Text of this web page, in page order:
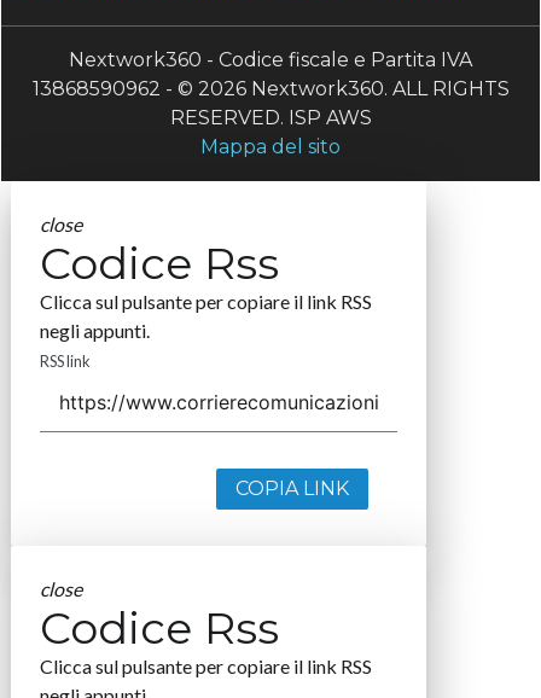
Nextwork360 - Codice fiscale e Partita IVA
13868590962 - © 2026 Nextwork360. ALL RIGHTS
RESERVED. ISP AWS
Mappa del sito
close
Codice Rss
Clicca sul pulsante per copiare il link RSS
negli appunti.
RSS link
COPIA LINK
close
Codice Rss
Clicca sul pulsante per copiare il link RSS